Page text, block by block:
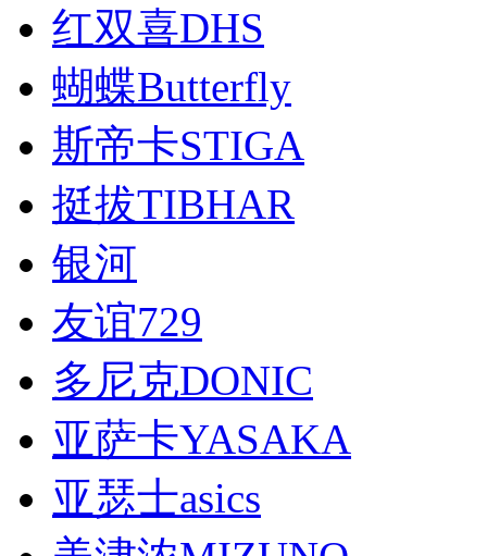
红双喜DHS
蝴蝶Butterfly
斯帝卡STIGA
挺拔TIBHAR
银河
友谊729
多尼克DONIC
亚萨卡YASAKA
亚瑟士asics